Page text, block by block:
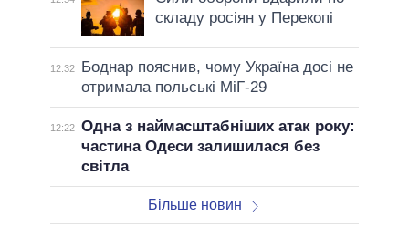
складу росіян у Перекопі
12:32
Боднар пояснив, чому Україна досі не
отримала польські МіГ-29
12:22 Одна з наймасштабніших атак року:
частина Одеси залишилася без
світла
Більше новин